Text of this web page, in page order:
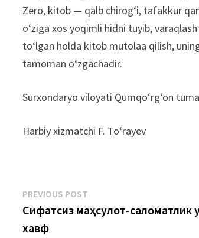
Zero, kitob — qalb chirogʻi, tafakkur
oʻziga xos yoqimli hidni tuyib,
toʻlgan holda kitob mutolaa qilish,
tamoman oʻzgachadir.
Surxondaryo viloyati Qumqoʻrgʻon
Harbiy xizmatchi F. Toʻrayev
Post
menyusi
PREVIOUS POST
post:
Сифатсиз маҳсулот-саломатлик
хавф